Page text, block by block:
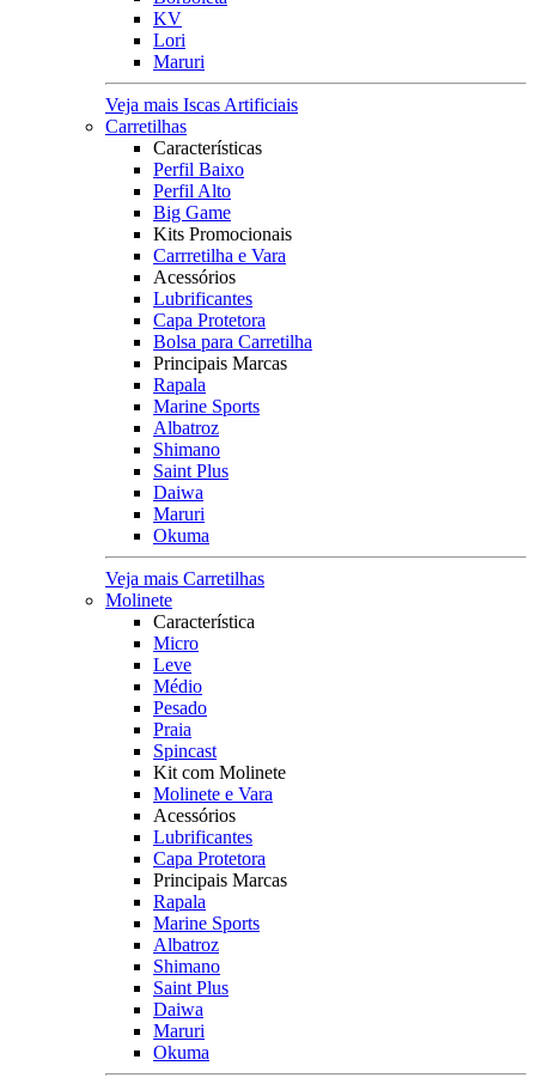
KV
Lori
Maruri
Veja mais Iscas Artificiais
Carretilhas
Características
Perfil Baixo
Perfil Alto
Big Game
Kits Promocionais
Carrretilha e Vara
Acessórios
Lubrificantes
Capa Protetora
Bolsa para Carretilha
Principais Marcas
Rapala
Marine Sports
Albatroz
Shimano
Saint Plus
Daiwa
Maruri
Okuma
Veja mais Carretilhas
Molinete
Característica
Micro
Leve
Médio
Pesado
Praia
Spincast
Kit com Molinete
Molinete e Vara
Acessórios
Lubrificantes
Capa Protetora
Principais Marcas
Rapala
Marine Sports
Albatroz
Shimano
Saint Plus
Daiwa
Maruri
Okuma